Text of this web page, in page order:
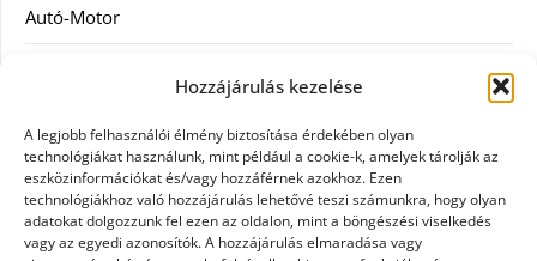
Hozzájárulás kezelése
A legjobb felhasználói élmény biztosítása érdekében olyan
technológiákat használunk, mint például a cookie-k, amelyek tárolják az
eszközinformációkat és/vagy hozzáférnek azokhoz. Ezen
technológiákhoz való hozzájárulás lehetővé teszi számunkra, hogy olyan
adatokat dolgozzunk fel ezen az oldalon, mint a böngészési viselkedés
vagy az egyedi azonosítók. A hozzájárulás elmaradása vagy
Autó-Motor
Egészség
Egyéb
Étel